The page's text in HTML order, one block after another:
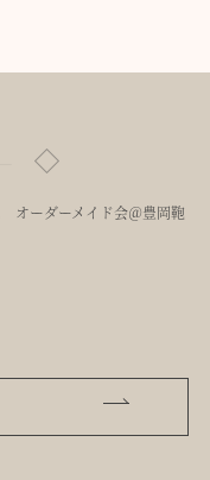
オーダーメイド会＠豊岡鞄